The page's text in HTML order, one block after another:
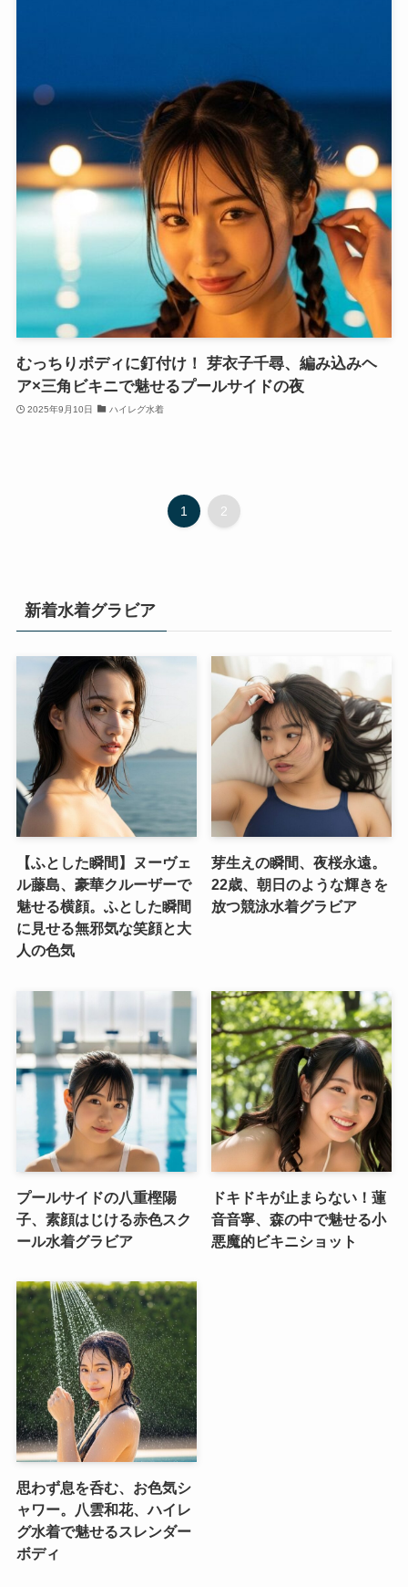
むっちりボディに釘付け！ 芽衣子千尋、編み込みヘ
ア×三角ビキニで魅せるプールサイドの夜
2025年9月10日 ハイレグ水着
1 2
新着水着グラビア
【ふとした瞬間】ヌーヴェ
ル藤島、豪華クルーザーで
魅せる横顔。ふとした瞬間
に見せる無邪気な笑顔と大
人の色気
芽生えの瞬間、夜桜永遠。
22歳、朝日のような輝きを
放つ競泳水着グラビア
プールサイドの八重樫陽
子、素顔はじける赤色スク
ール水着グラビア
ドキドキが止まらない！蓮
音音寧、森の中で魅せる小
悪魔的ビキニショット
思わず息を呑む、お色気シ
ャワー。八雲和花、ハイレ
グ水着で魅せるスレンダー
ボディ